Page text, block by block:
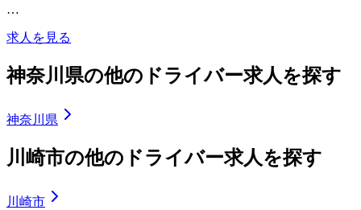
…
求人を見る
神奈川県の他のドライバー求人を探す
神奈川県
川崎市の他のドライバー求人を探す
川崎市